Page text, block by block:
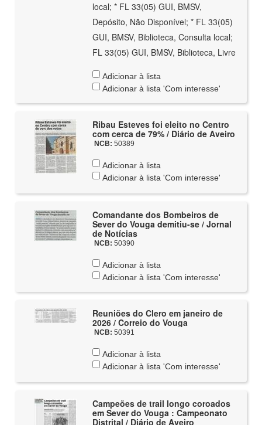
local; * FL 33(05) GUI, BMSV,
Depósito, Não Disponível; * FL 33(05)
GUI, BMSV, Biblioteca, Consulta local;
FL 33(05) GUI, BMSV, Biblioteca, Livre
Adicionar à lista
Adicionar à lista 'Com interesse'
Ribau Esteves foi eleito no Centro
com cerca de 79% / Diário de Aveiro
NCB: 50389
Adicionar à lista
Adicionar à lista 'Com interesse'
Comandante dos Bombeiros de
Sever do Vouga demitiu-se / Jornal
de Notícias
NCB: 50390
Adicionar à lista
Adicionar à lista 'Com interesse'
Reuniões do Clero em janeiro de
2026 / Correio do Vouga
NCB: 50391
Adicionar à lista
Adicionar à lista 'Com interesse'
Campeões de trail longo coroados
em Sever do Vouga : Campeonato
Distrital / Diário de Aveiro